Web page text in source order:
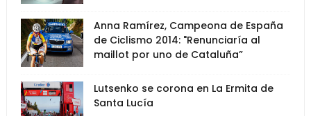
Anna Ramírez, Campeona de España
de Ciclismo 2014: "Renunciaría al
maillot por uno de Cataluña”
Lutsenko se corona en La Ermita de
Santa Lucía